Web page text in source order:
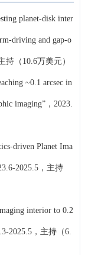
planet-disk inter
driving and gap-o
持（10.6万美元）
~0.1 arcsec in
imaging”，2023.
driven Planet Ima
2025.5，主持
interior to 0.2
2025.5，主持（6.